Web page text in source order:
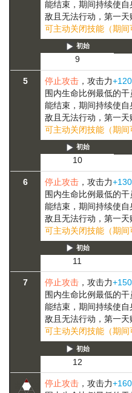
能结束，期间持续使
敌且无法行动 ，第一
可主动关闭技能（期间
初始
9
5 停止攻击 ，攻击力
围内生命比例最低的干
能结束，期间持续使
敌且无法行动 ，第一
可主动关闭技能（期间
初始
10
6 停止攻击 ，攻击力
围内生命比例最低的干
能结束，期间持续使
敌且无法行动 ，第一
可主动关闭技能（期间
初始
11
7 停止攻击 ，攻击力
围内生命比例最低的干
能结束，期间持续使
敌且无法行动 ，第一
可主动关闭技能（期间
初始
12
停止攻击 ，攻击力